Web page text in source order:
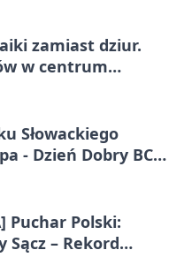
zamiast dziur.
w centrum
Słowackiego
- Dzień Dobry BCK
Puchar Polski:
Sącz – Rekord